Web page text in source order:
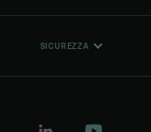
SICUREZZA